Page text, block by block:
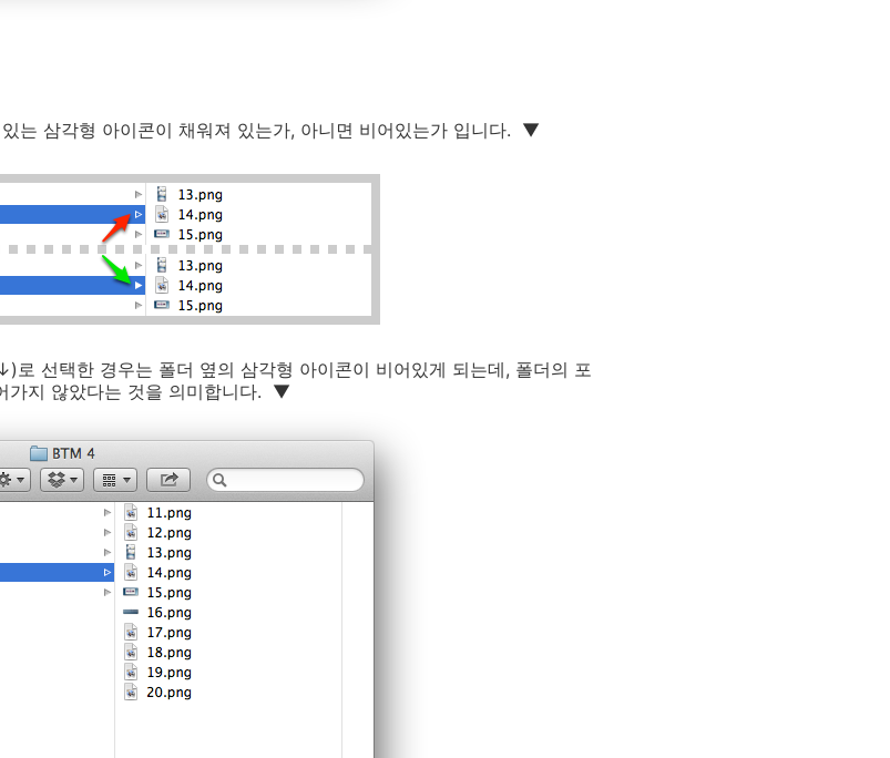
는 삼각형 아이콘이 채워져 있는가, 아니면 비어있는가 입니다. ▼
선택한 경우는 폴더 옆의 삼각형 아이콘이 비어있게 되는데, 폴더의 포
가지 않았다는 것을 의미합니다. ▼